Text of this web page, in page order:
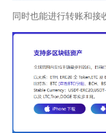
同时也能进行转账和接